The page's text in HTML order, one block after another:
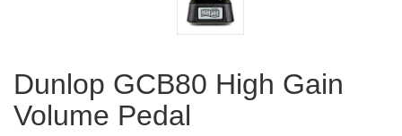
Dunlop GCB80 High Gain
Volume Pedal